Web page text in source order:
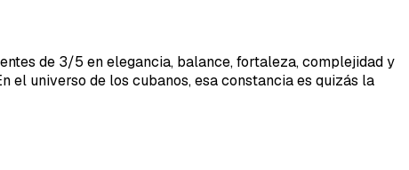
de 3/5 en elegancia, balance, fortaleza, complejidad y
el universo de los cubanos, esa constancia es quizás la